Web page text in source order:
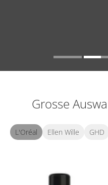
Grosse
L'Oréal Ellen Wille GHD